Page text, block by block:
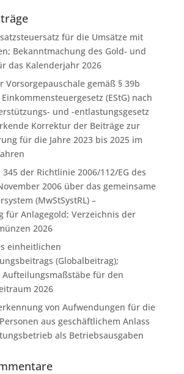
für die Umsätze mit
Bekanntmachung des Gold- und
das Kalenderjahr 2026
Vorsorgepauschale gemäß § 39b
(EStG) nach
und -entlastungsgesetz
Korrektur der Beiträge zur
für die Jahre 2023 bis 2025 im
der Richtlinie 2006/112/EG des
2006 über das gemeinsame
(MwStSystRL) –
für Anlagegold; Verzeichnis der
2026
einheitlichen
(Globalbeitrag);
Aufteilungsmaßstäbe für den
2026
von Aufwendungen für die
aus geschäftlichem Anlass
als Betriebsausgaben